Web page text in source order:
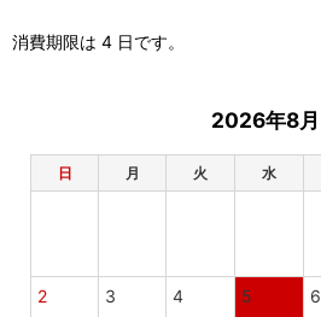
消費期限は 4 日です。
2026年8月
日 月 火 水
2 3 4 5 6